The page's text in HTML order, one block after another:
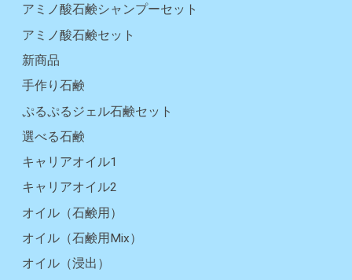
アミノ酸石鹸シャンプーセット
アミノ酸石鹸セット
新商品
手作り石鹸
ぷるぷるジェル石鹸セット
選べる石鹸
キャリアオイル1
キャリアオイル2
オイル（石鹸用）
オイル（石鹸用Mix）
オイル（浸出）